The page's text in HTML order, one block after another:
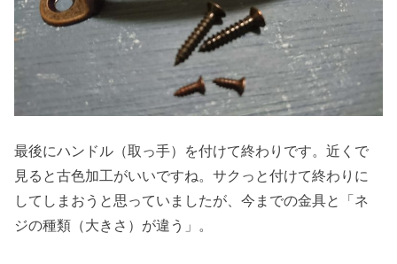
最後にハンドル（取っ手）を付けて終わりです。近くで
見ると古色加工がいいですね。サクっと付けて終わりに
してしまおうと思っていましたが、今までの金具と「ネ
ジの種類（大きさ）が違う」。